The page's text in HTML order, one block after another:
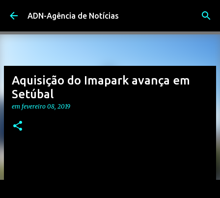
Avançar para o conteúdo principal
ADN-Agência de Notícias
Aquisição do Imapark avança em
Setúbal
em fevereiro 08, 2019